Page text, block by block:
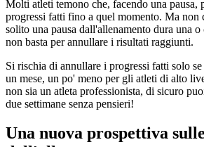
Molti atleti temono che, facendo una pausa,
progressi fatti fino a quel momento. Ma non
solito una pausa dall'allenamento dura una
non basta per annullare i risultati raggiunti.
Si rischia di annullare i progressi fatti solo
un mese, un po' meno per gli atleti di alto
non sia un atleta professionista, di sicuro
due settimane senza pensieri!
Una nuova prospettiva